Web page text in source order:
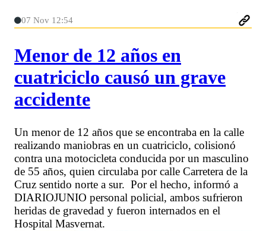
07 Nov 12:54
Menor de 12 años en
cuatriciclo causó un grave
accidente
Un menor de 12 años que se encontraba en la calle
realizando maniobras en un cuatriciclo, colisionó
contra una motocicleta conducida por un masculino
de 55 años, quien circulaba por calle Carretera de la
Cruz sentido norte a sur. Por el hecho, informó a
DIARIOJUNIO personal policial, ambos sufrieron
heridas de gravedad y fueron internados en el
Hospital Masvernat.